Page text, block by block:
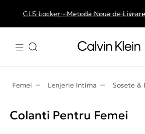
Livrare gratuita la comenzile de
GLS Locker - Metoda Noua de
Femei Lenjerie Intima Sosete &
Colanti Pentru Femei